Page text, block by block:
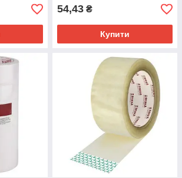
54,43 ₴
Купити